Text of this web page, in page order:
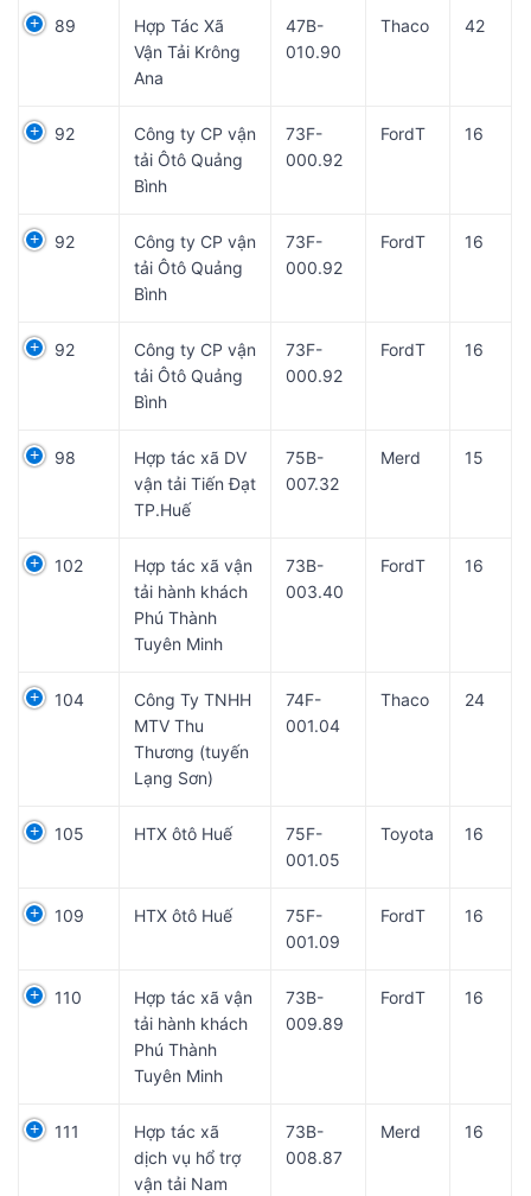
89
Hợp Tác Xã
Vận Tải Krông
Ana
47B-
010.90
Thaco 42
92
Công ty CP vận
tải Ôtô Quảng
Bình
73F-
000.92
FordT 16
92
Công ty CP vận
tải Ôtô Quảng
Bình
73F-
000.92
FordT 16
92
Công ty CP vận
tải Ôtô Quảng
Bình
73F-
000.92
FordT 16
98
Hợp tác xã DV
vận tải Tiến Đạt
TP.Huế
75B-
007.32
Merd 15
102
Hợp tác xã vận
tải hành khách
Phú Thành
Tuyên Minh
73B-
003.40
FordT 16
104
Công Ty TNHH
MTV Thu
Thương (tuyến
Lạng Sơn)
74F-
001.04
Thaco 24
105 HTX ôtô Huế
75F-
001.05
Toyota 16
109 HTX ôtô Huế
75F-
001.09
FordT 16
110
Hợp tác xã vận
tải hành khách
Phú Thành
Tuyên Minh
73B-
009.89
FordT 16
111
Hợp tác xã
dịch vụ hổ trợ
vận tải Nam
73B-
008.87
Merd 16